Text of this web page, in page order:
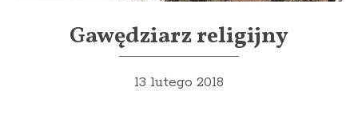
Gawędziarz religijny
13 lutego 2018